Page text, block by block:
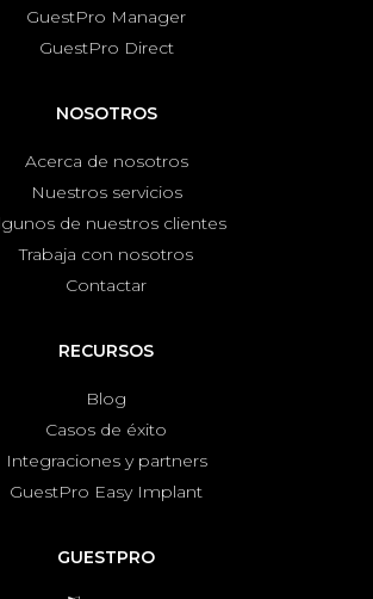
GuestPro Manager
GuestPro Direct
NOSOTROS
Acerca de nosotros
Nuestros servicios
de nuestros clientes
Trabaja con nosotros
Contactar
RECURSOS
Blog
Casos de éxito
Integraciones y partners
GuestPro Easy Implant
GUESTPRO